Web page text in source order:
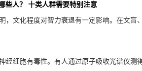
些人？ 十类人群需要特别注意
，文化程度对智力衰退有一定影响。在文
细胞有毒性。有人通过原子吸收光谱仪测